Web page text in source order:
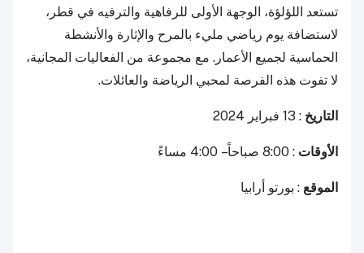
تستعد اللؤلؤة، الوجهة الأولى للرفاهية والترفيه في قطر،
لاستضافة يوم رياضي مليء بالمرح والإثارة والأنشطة
الحماسية لجميع الأعمار. مع مجموعة من الفعاليات المجانية،
لا تفوت هذه الفرصة لمحبي الرياضة والعائلات.
التاريخ : 13 فبراير 2024
الأوقات : 8:00 صباحاً – 4:00 مساءً
الموقع : بورتو أرابيا